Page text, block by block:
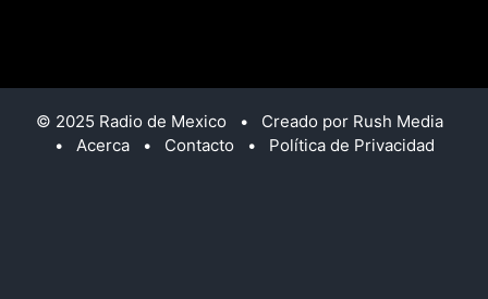
© 2025 Radio de Mexico • Creado por Rush Media
• Acerca• Contacto • Política de Privacidad